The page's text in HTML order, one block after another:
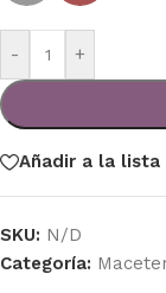
- +
Añadir a la lista
SKU: N/D
Categoría: